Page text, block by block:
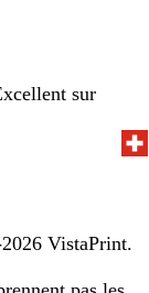
sur
VistaPrint.